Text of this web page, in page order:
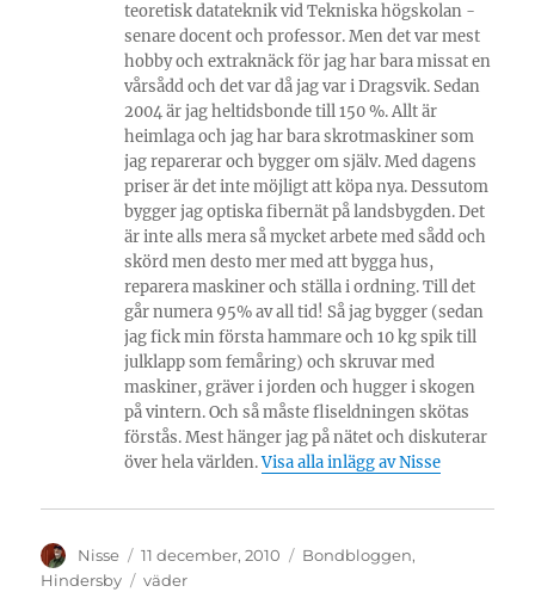
teoretisk datateknik vid Tekniska högskolan -
senare docent och professor. Men det var mest
hobby och extraknäck för jag har bara missat en
vårsådd och det var då jag var i Dragsvik. Sedan
2004 är jag heltidsbonde till 150 %. Allt är
heimlaga och jag har bara skrotmaskiner som
jag reparerar och bygger om själv. Med dagens
priser är det inte möjligt att köpa nya. Dessutom
bygger jag optiska fibernät på landsbygden. Det
är inte alls mera så mycket arbete med sådd och
skörd men desto mer med att bygga hus,
reparera maskiner och ställa i ordning. Till det
går numera 95% av all tid! Så jag bygger (sedan
jag fick min första hammare och 10 kg spik till
julklapp som femåring) och skruvar med
maskiner, gräver i jorden och hugger i skogen
på vintern. Och så måste fliseldningen skötas
förstås. Mest hänger jag på nätet och diskuterar
över hela världen.Visa alla inlägg av Nisse
Författare
Nisse
Publicerat
den
11 december, 2010 Kategorier
Bondbloggen,
Hindersby
Etiketter
väder